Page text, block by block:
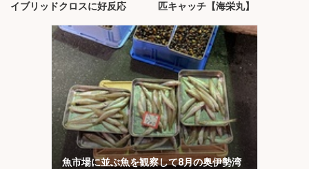
イブリッドクロスに好反応
匹キャッチ【海栄丸】
魚市場に並ぶ魚を観察して8月の奥伊勢湾